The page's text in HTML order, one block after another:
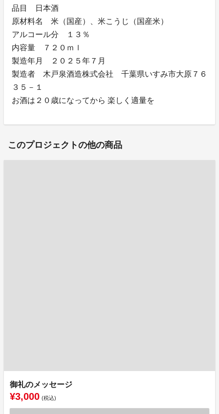
品目 日本酒
原材料名 米（国産）、米こうじ（国産米）
アルコール分 １３％
内容量 ７２０ｍｌ
製造年月 ２０２５年７月
製造者 木戸泉酒造株式会社 千葉県いすみ市大原７６
３５－１
お酒は２０歳になってから 楽しく適量を
このプロジェクトの他の商品
御礼のメッセージ
¥3,000 (税込)